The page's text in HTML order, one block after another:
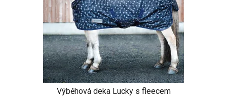
Výběhová deka Lucky s fleecem